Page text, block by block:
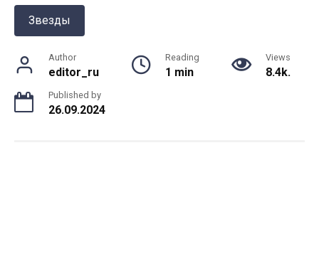
Звезды
Author
editor_ru
Reading
1 min
Views
8.4k.
Published by
26.09.2024